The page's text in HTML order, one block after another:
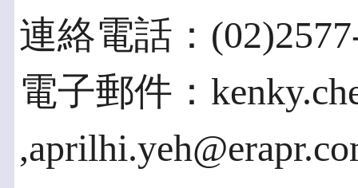
連絡電話：
電子郵件：